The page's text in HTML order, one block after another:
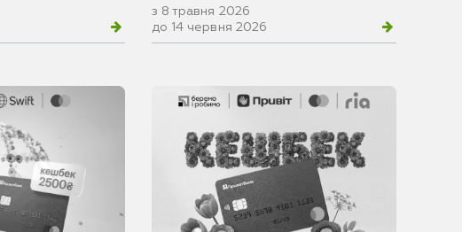
з 8 травня 2026
до 14 червня 2026